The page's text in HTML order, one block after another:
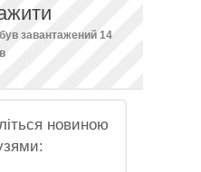
завантажений 14
новиною